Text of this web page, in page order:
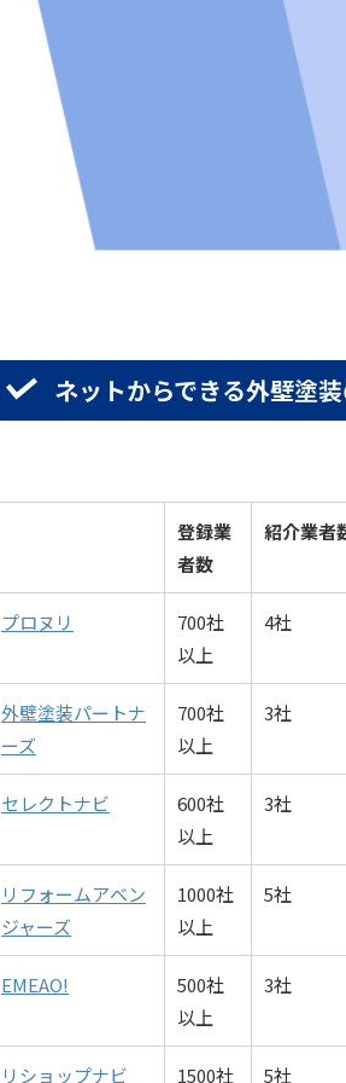
ネットからできる外壁塗
登録業
者数
紹介業者
プロヌリ
700社
以上
4社
外壁塗装パートナ
ーズ
700社
以上
3社
セレクトナビ
600社
以上
3社
リフォームアベン
ジャーズ
1000社
以上
5社
EMEAO!
500社
以上
3社
リショップナビ 1500社 5社